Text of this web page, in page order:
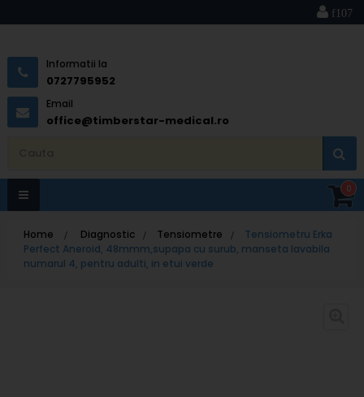
Informatii la
0727795952
Email
office@timberstar-medical.ro
navigation
0
Home > Diagnostic > Tensiometre >
Tensiometru Erka
Perfect Aneroid, 48mmm,supapa cu surub, manseta lavabila
numarul 4, pentru adulti, in etui verde